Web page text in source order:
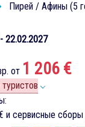
Пирей / Афины (5
22.02.2027
от 1 206 €
и сервисные